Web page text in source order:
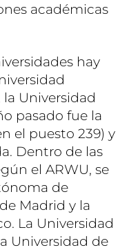
académicas
hay
Universidad
pasado fue la
el puesto 239) y
Dentro de las
el ARWU, se
de
Madrid y la
La Universidad
Universidad de